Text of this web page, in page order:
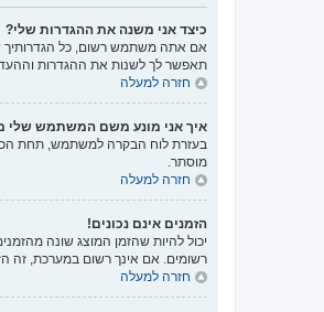
כיצד אני משנה את ההגדרות שלי?
אם אתה משתמש רשום, כל הגדרותיך
תאפשר לך לשנות את ההגדרות
חזרה למעלה
איך אני מונע משם המשתמש שלי
בעזרת לוח הבקרה למשתמש, תחת
מוסתר.
חזרה למעלה
הזמנים אינם נכונים!
יכול להיות שהזמן המוצג שונה
רשומים. אם אינך רשום במערכת, זה
חזרה למעלה